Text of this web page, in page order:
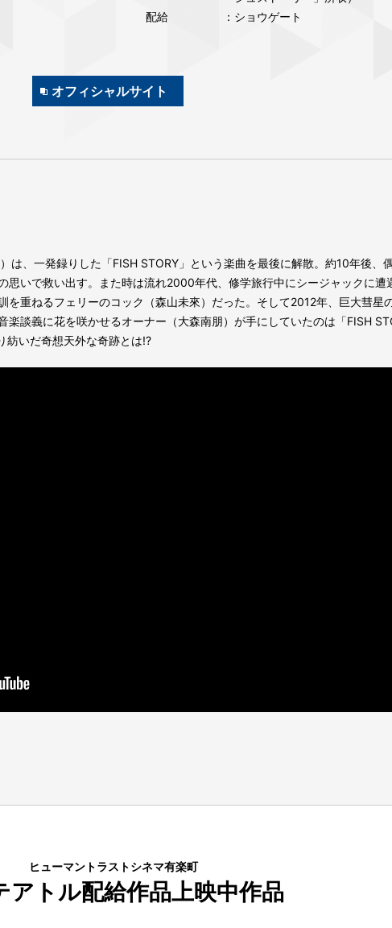
配給
：ショウゲート
オフィシャルサイト
、一発録りした「FISH STORY」という楽曲を最後に解散。約10年後、
いで救い出す。また時は流れ2000年代、修学旅行中にシージャックに遭
重ねるフェリーのコック（森山未來）だった。そして2012年、巨大彗星
談義に花を咲かせるオーナー（大森南朋）が手にしていたのは「FISH
紡いだ奇想天外な奇跡とは!?
ヒューマントラストシネマ有楽町
アトル配給作品上映中作品